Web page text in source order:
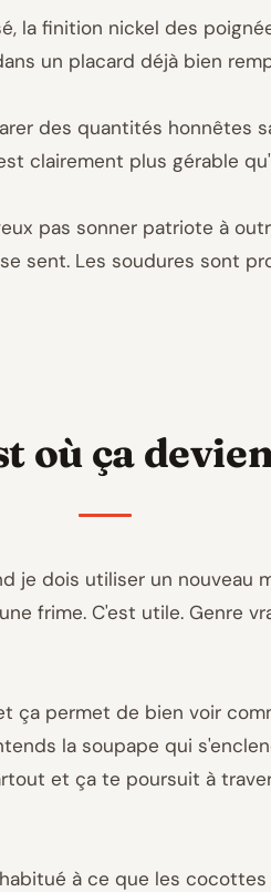
la finition nickel des
un placard déjà bien
des quantités honnêtes
clairement plus gérable
pas sonner patriote à
sent. Les soudures sont
où ça
dois utiliser un nouveau
frime. C'est utile. Genre
ça permet de bien voir
la soupape qui
et ça te poursuit à
à ce que les